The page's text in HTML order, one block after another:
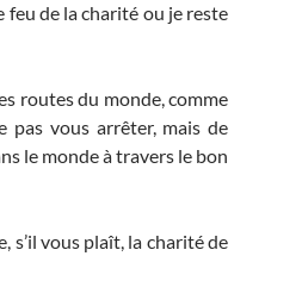
feu de la charité ou je reste
routes du monde, comme
pas vous arrêter, mais de
le monde à travers le bon
s’il vous plaît, la charité de